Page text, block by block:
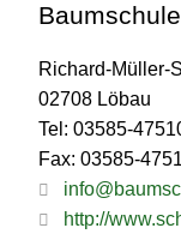
Richard-Müller-
02708 Löbau
Tel: 03585-
Fax: 03585-
http://